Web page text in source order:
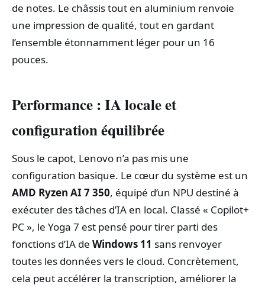
de notes. Le châssis tout en aluminium renvoie
une impression de qualité, tout en gardant
l’ensemble étonnamment léger pour un 16
pouces.
Performance : IA locale et
configuration équilibrée
Sous le capot, Lenovo n’a pas mis une
configuration basique. Le cœur du système est un
AMD Ryzen AI 7 350, équipé d’un NPU destiné à
exécuter des tâches d’IA en local. Classé « Copilot+
PC », le Yoga 7 est pensé pour tirer parti des
fonctions d’IA de Windows 11 sans renvoyer
toutes les données vers le cloud. Concrètement,
cela peut accélérer la transcription, améliorer la